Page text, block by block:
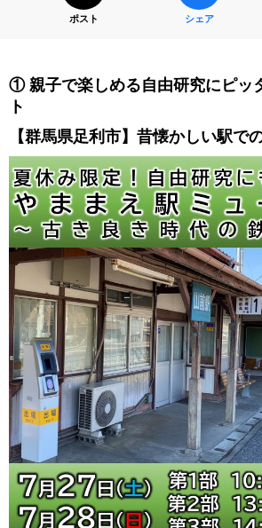
ポスト シェア
① 親子で楽しめる自由研究にピッ
ト
【群馬県足利市】昔懐かしい駅で